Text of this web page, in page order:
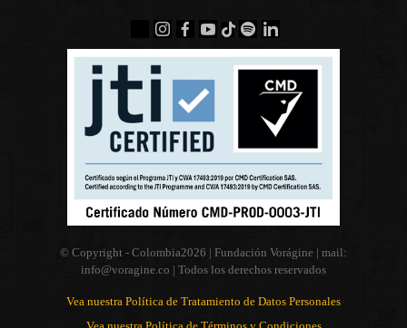
© Copyright - Colombia2026 | Fundación Vorágine | mail:
info@voragine.co | Todos los derechos reservados
Vea nuestra Política de Tratamiento de Datos Personales